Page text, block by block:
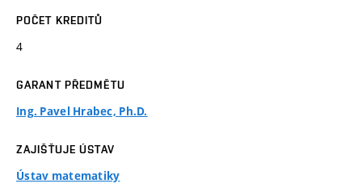
POČET KREDITŮ
4
GARANT PŘEDMĚTU
Ing. Pavel Hrabec, Ph.D.
ZAJIŠŤUJE ÚSTAV
Ústav matematiky